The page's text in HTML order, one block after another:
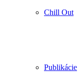
Chill Out
Publikácie